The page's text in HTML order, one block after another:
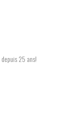
25 ans!